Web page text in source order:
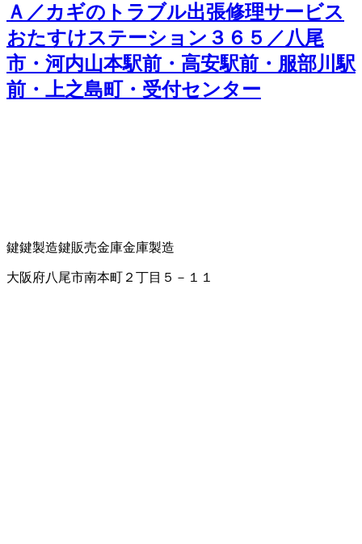
Ａ／カギのトラブル出張修理サービス
おたすけステーション３６５／八尾
市・河内山本駅前・高安駅前・服部川駅
前・上之島町・受付センター
鍵鍵製造鍵販売金庫金庫製造
大阪府八尾市南本町２丁目５－１１